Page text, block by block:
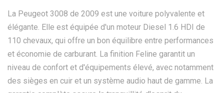
La Peugeot 3008 de 2009 est une voiture polyvalente et
élégante. Elle est équipée d'un moteur Diesel 1.6 HDI de
110 chevaux, qui offre un bon équilibre entre performances
et économie de carburant. La finition Feline garantit un
niveau de confort et d'équipements élevé, avec notamment
des sièges en cuir et un système audio haut de gamme. La